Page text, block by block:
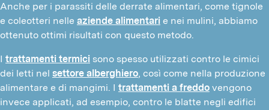
Anche per i parassiti delle derrate alimentari, come tignole
e coleotteri nelle aziende alimentari e nei mulini, abbiamo
ottenuto ottimi risultati con questo metodo.
I trattamenti termici sono spesso utilizzati contro le cimici
dei letti nel settore alberghiero, così come nella produzione
alimentare e di mangimi. I trattamenti a freddo vengono
invece applicati, ad esempio, contro le blatte negli edifici